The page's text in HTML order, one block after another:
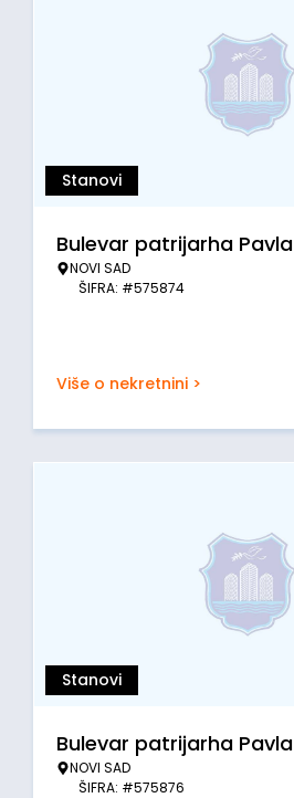
Stanovi
Bulevar patrijarha Pavla
NOVI SAD
ŠIFRA: #575874
Više o nekretnini >
Stanovi
Bulevar patrijarha Pavla
NOVI SAD
ŠIFRA: #575876